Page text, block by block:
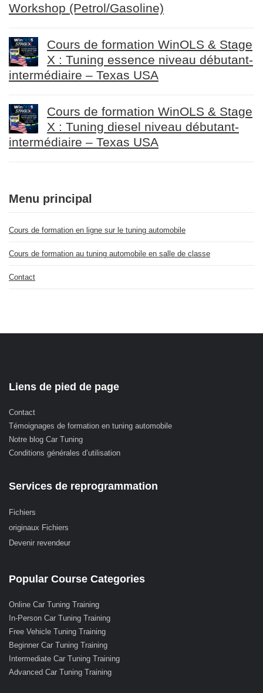
Workshop (Petrol/Gasoline)
Cours de formation WinOLS & Stage
X : Tuning essence niveau débutant-
intermédiaire – Texas USA
Cours de formation WinOLS & Stage
X : Tuning diesel niveau débutant-
intermédiaire – Texas USA
Menu principal
Cours de formation en ligne sur le tuning automobile
Cours de formation au tuning automobile en salle de classe
Contact
Liens de pied de page
Contact
Témoignages de formation en tuning automobile
Notre blog Car Tuning
Conditions générales d’utilisation
Services de reprogrammation
Fichiers
originaux Fichiers
Devenir revendeur
Popular Course Categories
Online Car Tuning Training
In-Person Car Tuning Training
Free Vehicle Tuning Training
Beginner Car Tuning Training
Intermediate Car Tuning Training
Advanced Car Tuning Training